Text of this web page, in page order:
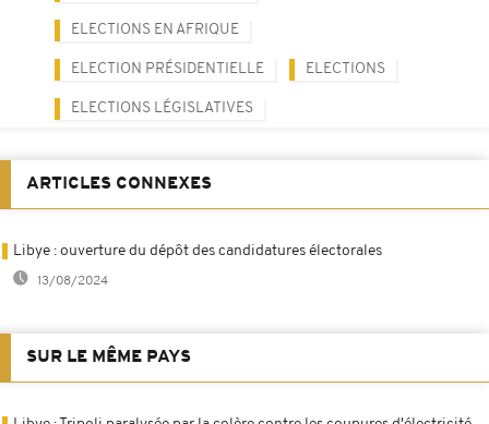
ELECTIONS EN AFRIQUE
ELECTION PRÉSIDENTIELLE ELECTIONS
ELECTIONS LÉGISLATIVES
ARTICLES CONNEXES
Libye : ouverture du dépôt des candidatures électorales
13/08/2024
SUR LE MÊME PAYS